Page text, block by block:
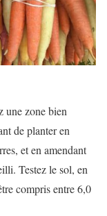
une zone bien
de planter en
et en amendant
Testez le sol, en
compris entre 6,0